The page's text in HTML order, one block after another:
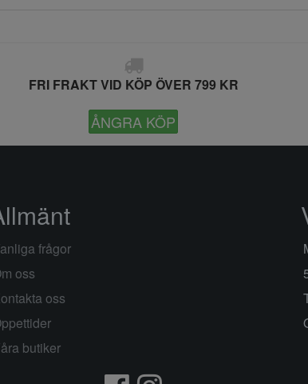
FRI FRAKT VID KÖP ÖVER 799 KR
ÅNGRA KÖP
frågor
oss
oss
butiker